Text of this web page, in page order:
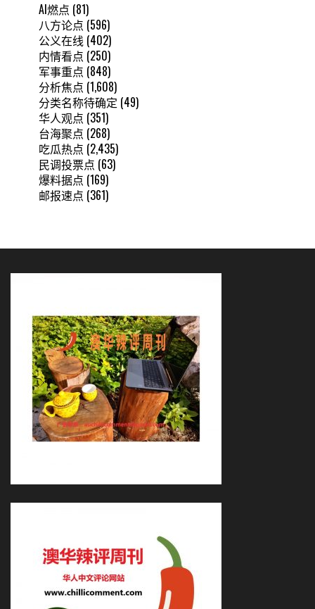
AI燃点 (81)
八方论点 (596)
公义在线 (402)
内情看点 (250)
军事重点 (848)
分析焦点 (1,608)
分类名称待确定 (49)
华人观点 (351)
台海聚点 (268)
吃瓜热点 (2,435)
民调投票点 (63)
爆料据点 (169)
邮报速点 (361)